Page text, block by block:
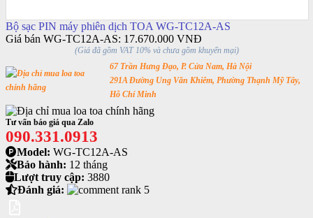
Bộ sạc PIN máy phiên dịch TOA WG-TC12A-AS
Giá bán WG-TC12A-AS: 17.670.000 VNĐ
(Giá đã gồm VAT 10% và chưa gồm khuyến mại)
67 Trần Hưng Đạo, P. Cửa Nam, Hà Nội
291A Đường Ung Văn Khiêm, Phường Thạnh Mỹ Tây,
Hỗ Chí Minh
Tư vấn báo giá qua Zalo
090.331.0913
Model: WG-TC12A-AS
Bảo hành: 12 tháng
Lượt truy cập: 3880
Đánh giá: